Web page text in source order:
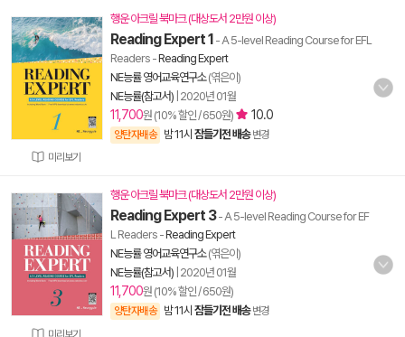
미리보기
행운 아크릴 북마크 (대상도서 2만원 이상)
Reading Expert 1 - A 5-level Reading Course for EFL
Readers -Reading Expert
NE능률 영어교육연구소(엮은이)
NE능률(참고서) 2020년 01월
11,700원 (10% 할인 / 650원) 10.0
양탄자배송 밤 11시 잠들기전 배송 변경
미리보기
행운 아크릴 북마크 (대상도서 2만원 이상)
Reading Expert 3- A 5-level Reading Course for EF
L Readers -Reading Expert
NE능률 영어교육연구소(엮은이)
NE능률(참고서) 2020년 01월
11,700원 (10% 할인 / 650원)
양탄자배송 밤 11시 잠들기전 배송 변경